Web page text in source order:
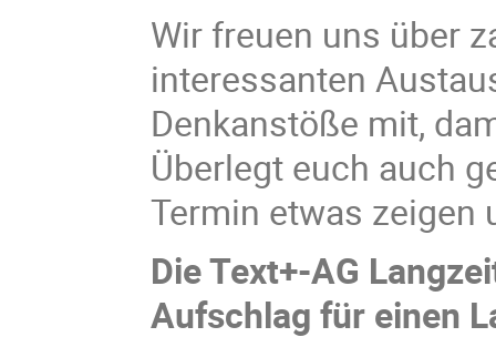
Wir freuen uns über
interessanten
Denkanstöße mit,
Überlegt euch auch
Termin etwas zeigen
Die Text+-AG
Aufschlag für einen